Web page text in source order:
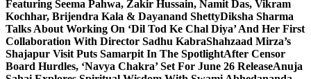
Featuring Seema Pahwa, Zakir Hussain, Namit Das, Vikram
Kochhar, Brijendra Kala & Dayanand ShettyDiksha Sharma
Talks About Working On ‘Dil Tod Ke Chal Diya’ And Her First
Collaboration With Director Sadhu KabraShahzaad Mirza’s
Shajapur Visit Puts Samarpit In The SpotlightAfter Censor
Board Hurdles, ‘Navya Chakra’ Set For June 26 ReleaseAnuja